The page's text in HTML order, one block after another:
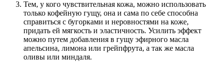
Тем, у кого чувствительная кожа, можно использовать
только кофейную гущу, она и сама по себе способна
справиться с бугорками и неровностями на коже,
придать ей мягкость и эластичность. Усилить эффект
можно путем добавления в гущу эфирного масла
апельсина, лимона или грейпфрута, а так же масла
оливы или миндаля.